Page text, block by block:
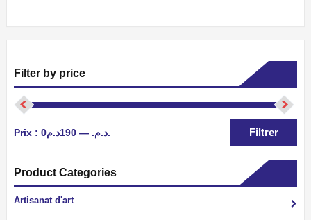
Filter by price
Filtrer
Prix : 0د.م. — 190د.م.
Product Categories
Artisanat d'art